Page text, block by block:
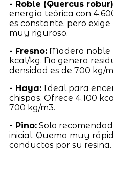
- Roble (Quercus
energía teórica con
es constante, pero
muy riguroso.
- Fresno:Madera noble
kcal/kg. No genera
densidad es de 700 kg/
- Haya:Ideal para
chispas. Ofrece 4.100
700 kg/m3.
- Pino:Solo
inicial. Quema muy
conductos por su resina.